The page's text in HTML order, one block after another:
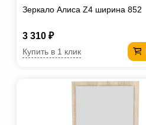
Зеркало Алиса Z4 ширина 852
3 310 ₽
Купить в 1 клик